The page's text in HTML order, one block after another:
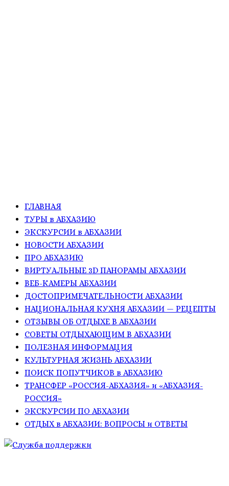
ГЛАВНАЯ
ТУРЫ в АБХАЗИЮ
ЭКСКУРСИИ в АБХАЗИИ
НОВОСТИ АБХАЗИИ
ПРО АБХАЗИЮ
ВИРТУАЛЬНЫЕ 3D ПАНОРАМЫ АБХАЗИИ
ВЕБ-КАМЕРЫ АБХАЗИИ
ДОСТОПРИМЕЧАТЕЛЬНОСТИ АБХАЗИИ
НАЦИОНАЛЬНАЯ КУХНЯ АБХАЗИИ — РЕЦЕПТЫ
ОТЗЫВЫ ОБ ОТДЫХЕ В АБХАЗИИ
СОВЕТЫ ОТДЫХАЮЩИМ В АБХАЗИИ
ПОЛЕЗНАЯ ИНФОРМАЦИЯ
КУЛЬТУРНАЯ ЖИЗНЬ АБХАЗИИ
ПОИСК ПОПУТЧИКОВ в АБХАЗИЮ
ТРАНСФЕР «РОССИЯ-АБХАЗИЯ» и «АБХАЗИЯ-
РОССИЯ»
ЭКСКУРСИИ ПО АБХАЗИИ
ОТДЫХ в АБХАЗИИ: ВОПРОСЫ и ОТВЕТЫ